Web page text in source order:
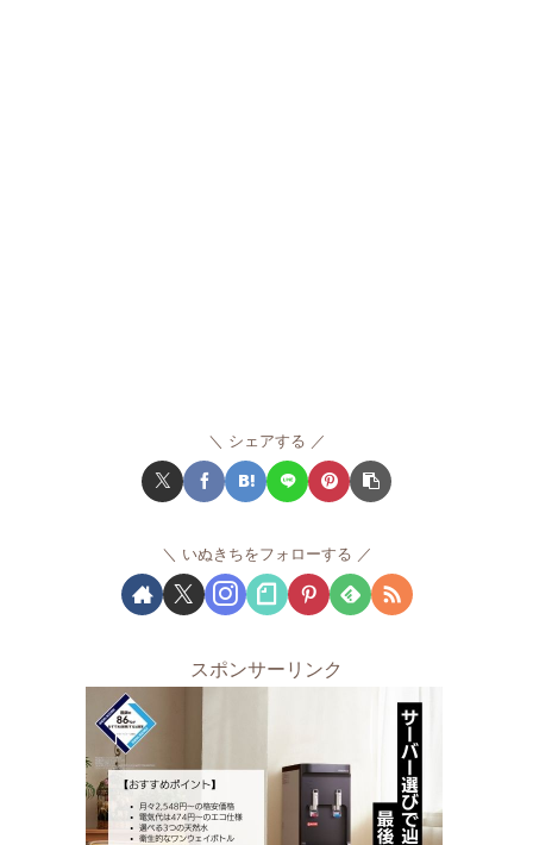
シェアする
いぬきちをフォローする
スポンサーリンク